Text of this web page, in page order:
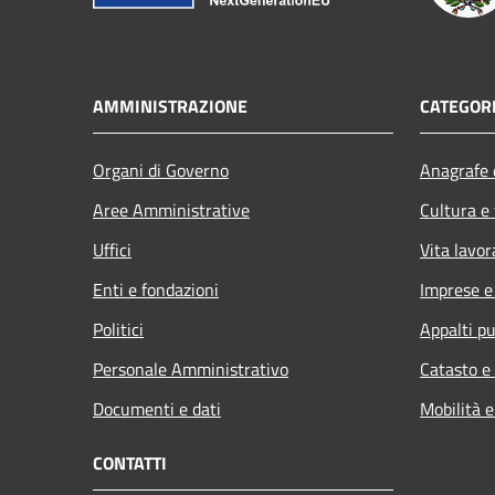
AMMINISTRAZIONE
Organi di Governo
Aree Amministrative
Uffici
Enti e fondazioni
Politici
Personale Amministrativo
Documenti e dati
Cultura
Vita
Imprese
Appalti
Catasto
Mobilità
CONTATTI